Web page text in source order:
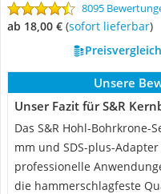
8095
ab 18,00 € ( Sofort lieferbar)
Unsere
Unser Fazit für S&R
Das S&R Hohl-Bohrkrone-
mm und SDS-plus-
professionelle
die hammerschlagfeste